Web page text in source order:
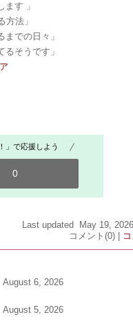
す 」
方法」
での日々」
そうです」
」で応援しよう
0
Last updated May 19,
コメント(0) |
August 6, 2026
August 5, 2026